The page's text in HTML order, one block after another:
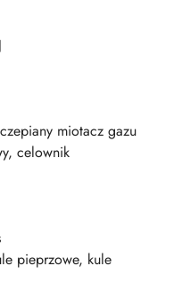
miotacz gazu
celownik
pieprzowe, kule